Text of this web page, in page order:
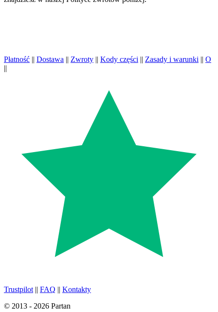
Płatność || Dostawa || Zwroty || Kody części || Zasady i warunki || O
||
Trustpilot || FAQ || Kontakty
© 2013 - 2026 Partan